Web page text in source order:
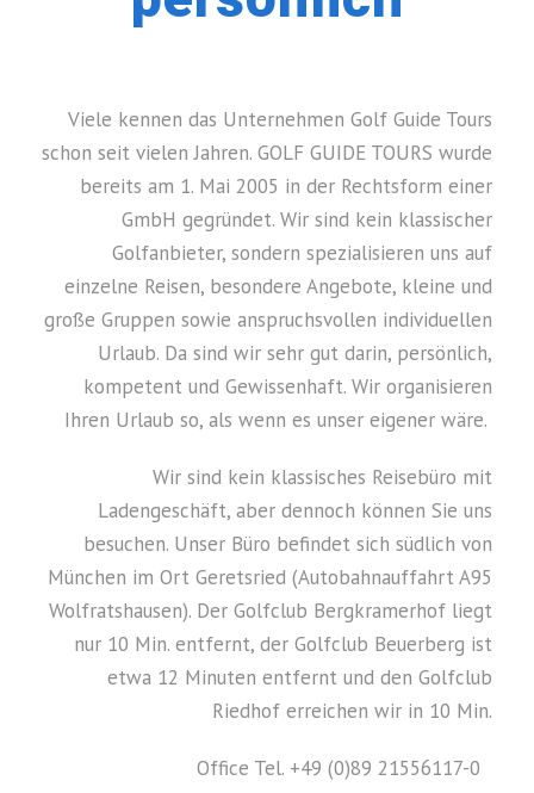
Viele kennen das Unternehmen Golf Guide Tours
schon seit vielen Jahren. GOLF GUIDE TOURS wurde
bereits am 1. Mai 2005 in der Rechtsform einer
GmbH gegründet. Wir sind kein klassischer
Golfanbieter, sondern spezialisieren uns auf
einzelne Reisen, besondere Angebote, kleine und
große Gruppen sowie anspruchsvollen individuellen
Urlaub. Da sind wir sehr gut darin, persönlich,
kompetent und Gewissenhaft. Wir organisieren
Ihren Urlaub so, als wenn es unser eigener wäre.
Wir sind kein klassisches Reisebüro mit
Ladengeschäft, aber dennoch können Sie uns
besuchen. Unser Büro befindet sich südlich von
München im Ort Geretsried (Autobahnauffahrt A95
Wolfratshausen). Der Golfclub Bergkramerhof liegt
nur 10 Min. entfernt, der Golfclub Beuerberg ist
etwa 12 Minuten entfernt und den Golfclub
Riedhof erreichen wir in 10 Min.
Office Tel. +49 (0)89 21556117-0